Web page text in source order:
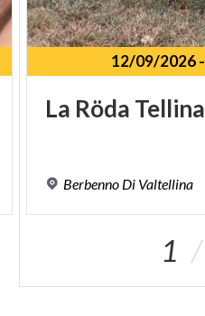
12/09/2026-
La Röda Tellina
Berbenno Di Valtellina
1